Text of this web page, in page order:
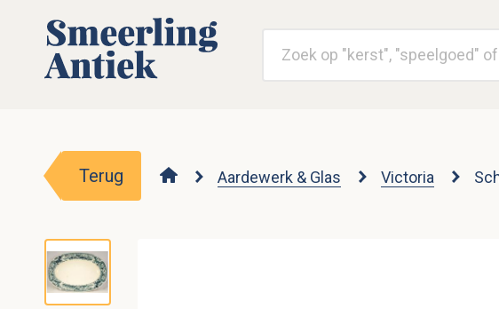
Terug Aardewerk & Glas Victoria